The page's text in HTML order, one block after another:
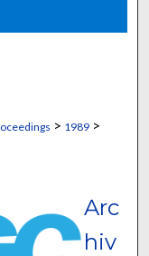
> 1989>
Arc
hiv